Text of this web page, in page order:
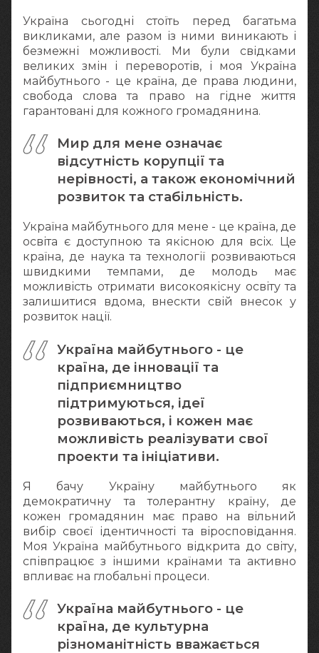
Україна сьогодні стоїть перед багатьма
викликами, але разом із ними виникають і
безмежні можливості. Ми були свідками
великих змін і переворотів, і моя Україна
майбутнього - це країна, де права людини,
свобода слова та право на гідне життя
гарантовані для кожного громадянина.
Мир для мене означає
відсутність корупції та
нерівності, а також економічний
розвиток та стабільність.
Україна майбутнього для мене - це країна, де
освіта є доступною та якісною для всіх. Це
країна, де наука та технології розвиваються
швидкими темпами, де молодь має
можливість отримати високоякісну освіту та
залишитися вдома, внескти свій внесок у
розвиток нації.
Україна майбутнього - це
країна, де інновації та
підприємництво
підтримуються, ідеї
розвиваються, і кожен має
можливість реалізувати свої
проекти та ініціативи.
Я бачу Україну майбутнього як
демократичну та толерантну країну, де
кожен громадянин має право на вільний
вибір своєї ідентичності та віросповідання.
Моя Україна майбутнього відкрита до світу,
співпрацює з іншими країнами та активно
впливає на глобальні процеси.
Україна майбутнього - це
країна, де культурна
різноманітність вважається